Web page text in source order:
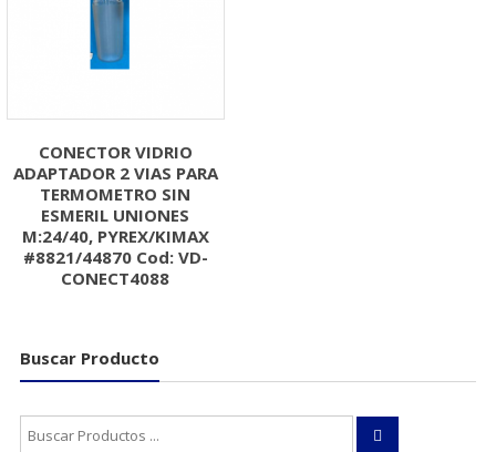
CONECTOR VIDRIO
ADAPTADOR 2 VIAS PARA
TERMOMETRO SIN
ESMERIL UNIONES
M:24/40, PYREX/KIMAX
#8821/44870 Cod: VD-
CONECT4088
Buscar Producto
Buscar: